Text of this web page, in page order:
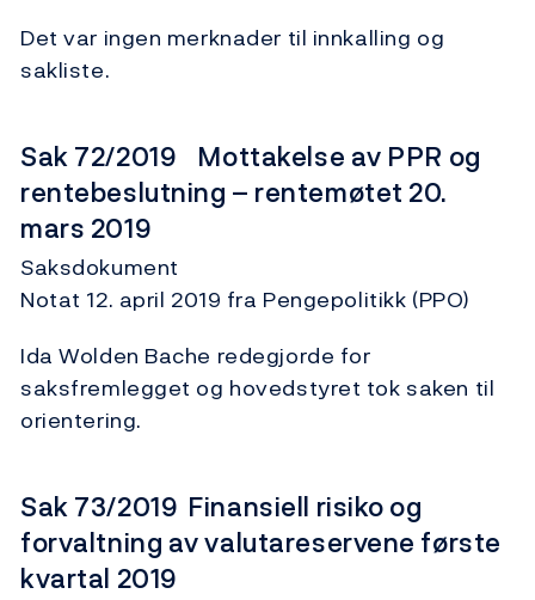
Det var ingen merknader til innkalling og
sakliste.
Sak 72/2019 Mottakelse av PPR og
rentebeslutning – rentemøtet 20.
mars 2019
Saksdokument
Notat 12. april 2019 fra Pengepolitikk (PPO)
Ida Wolden Bache redegjorde for
saksfremlegget og hovedstyret tok saken til
orientering.
Sak 73/2019 Finansiell risiko og
forvaltning av valutareservene første
kvartal 2019